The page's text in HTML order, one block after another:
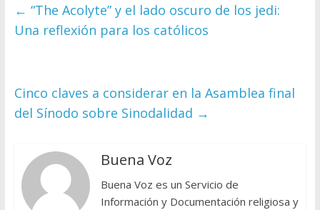
← “The Acolyte” y el lado oscuro de los jedi:
Una reflexión para los católicos
Cinco claves a considerar en la Asamblea final
del Sínodo sobre Sinodalidad →
Buena Voz
Buena Voz es un Servicio de
Información y Documentación religiosa y